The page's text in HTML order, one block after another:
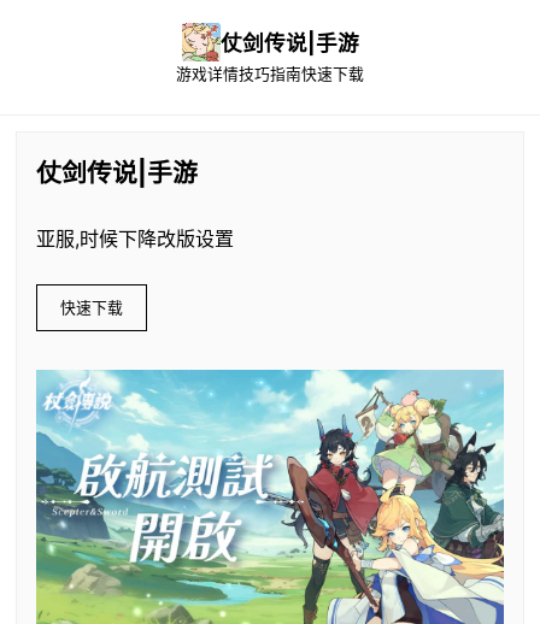
仗剑传说|手游
游戏详情技巧指南快速下载
仗剑传说|手游
亚服,时候下降改版设置
快速下载